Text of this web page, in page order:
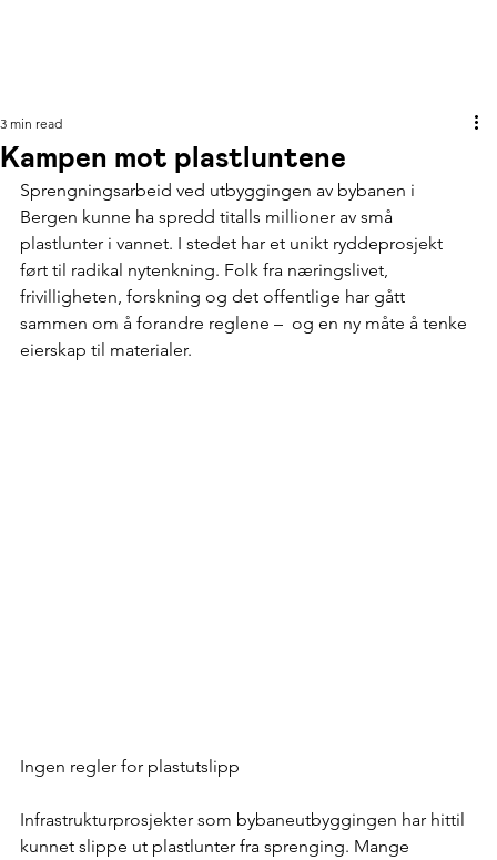
Kampen mot plastluntene
3 min read
Sprengningsarbeid ved utbyggingen av bybanen i
Bergen kunne ha spredd titalls millioner av små
plastlunter i vannet. I stedet har et unikt ryddeprosjekt
ført til radikal nytenkning. Folk fra næringslivet,
frivilligheten, forskning og det offentlige har gått
sammen om å forandre reglene –  og en ny måte å tenke
eierskap til materialer.
Ingen regler for plastutslipp
Infrastrukturprosjekter som bybaneutbyggingen har hittil
kunnet slippe ut plastlunter fra sprenging. Mange